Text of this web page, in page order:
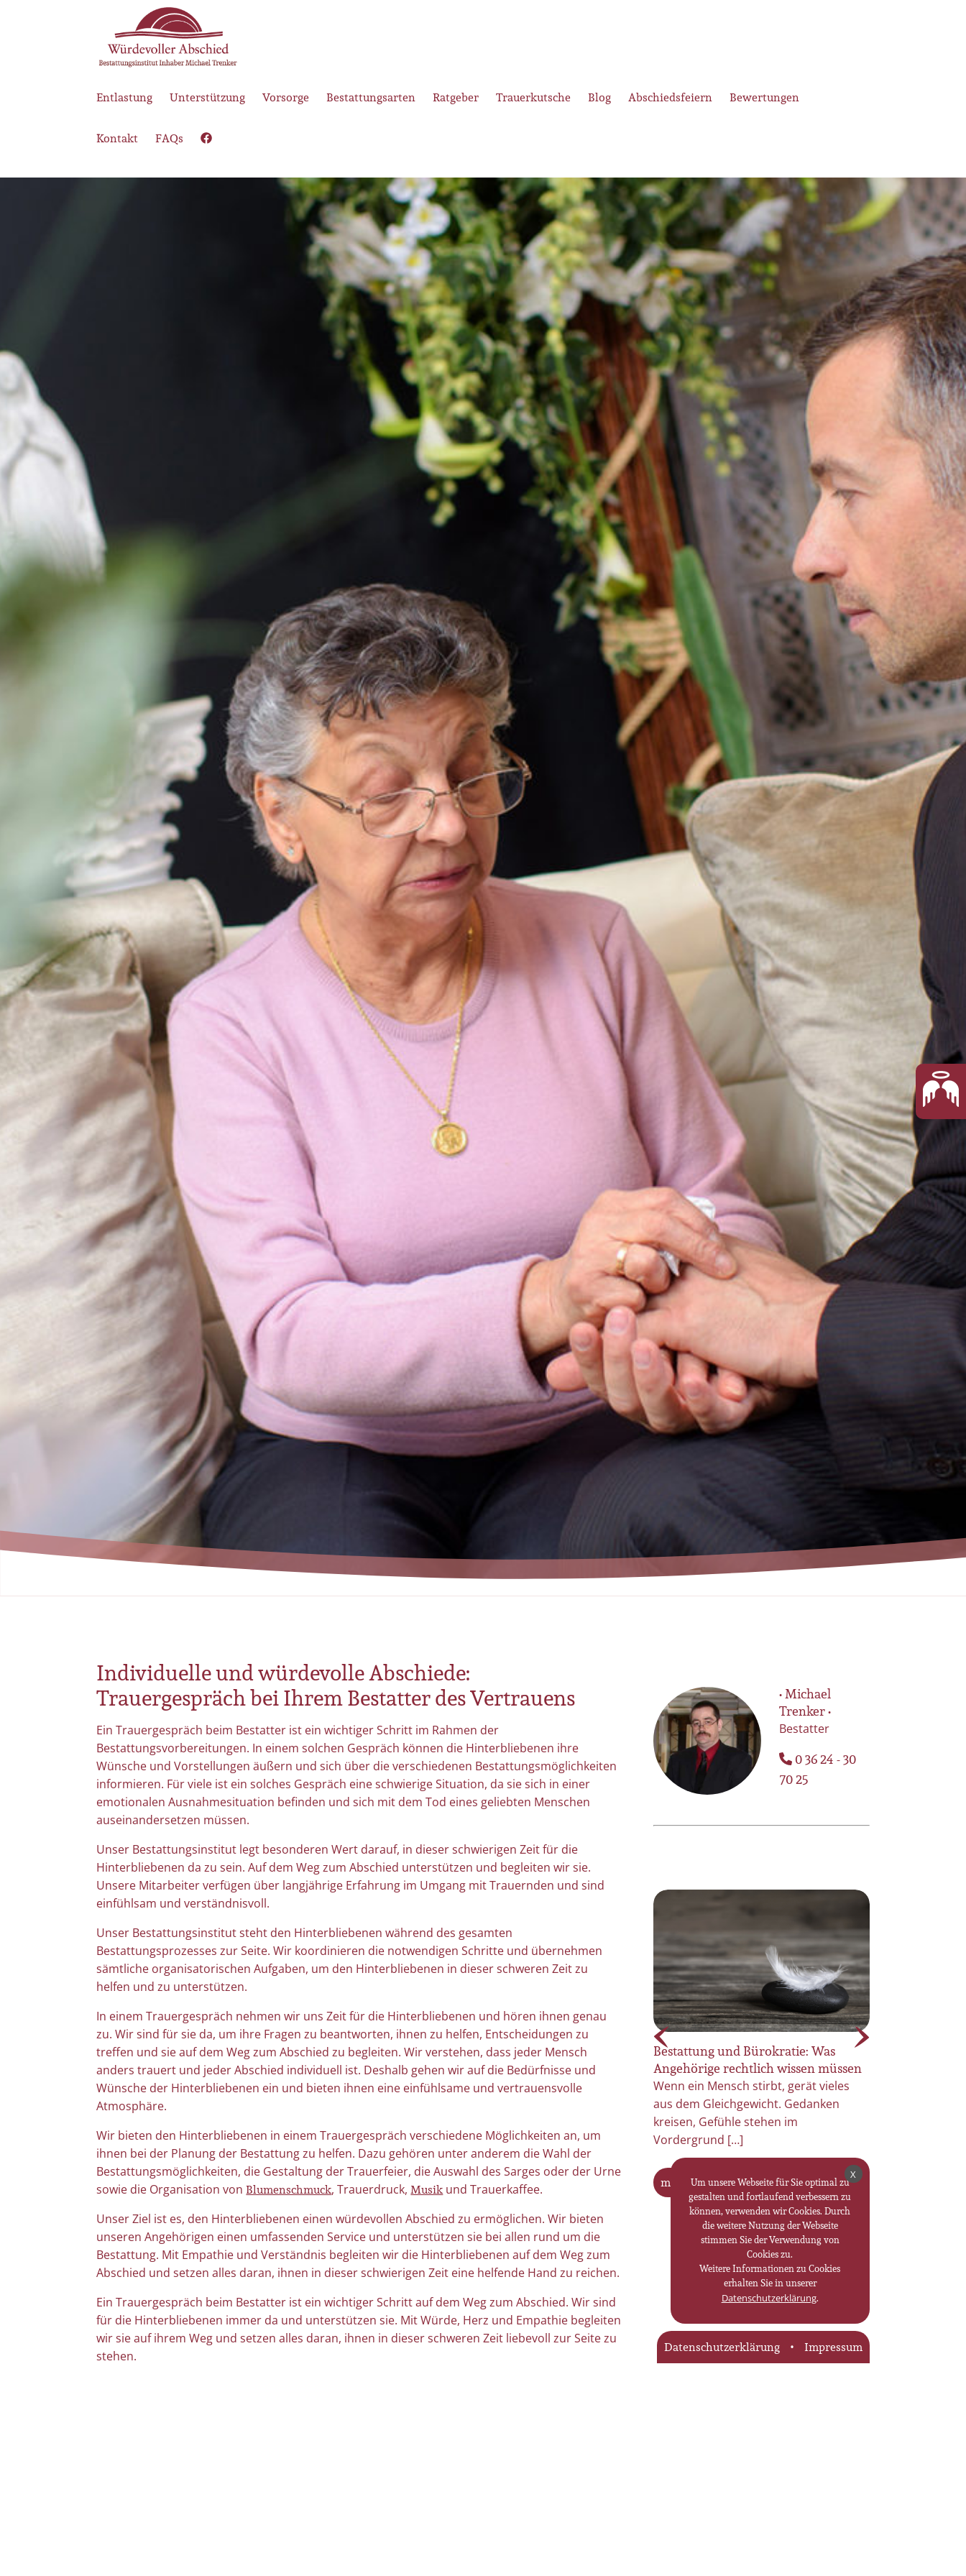
Entlastung Unterstützung Vorsorge Bestattungsarten Ratgeber Trauerkutsche Blog Abschiedsfeiern Bewertungen
Kontakt FAQs
Individuelle und würdevolle Abschiede:
Trauergespräch bei Ihrem Bestatter des Vertrauens
Ein Trauergespräch beim Bestatter ist ein wichtiger Schritt im Rahmen der
Bestattungsvorbereitungen. In einem solchen Gespräch können die Hinterbliebenen ihre
Wünsche und Vorstellungen äußern und sich über die verschiedenen Bestattungsmöglichkeiten
informieren. Für viele ist ein solches Gespräch eine schwierige Situation, da sie sich in einer
emotionalen Ausnahmesituation befinden und sich mit dem Tod eines geliebten Menschen
auseinandersetzen müssen.
Unser Bestattungsinstitut legt besonderen Wert darauf, in dieser schwierigen Zeit für die
Hinterbliebenen da zu sein. Auf dem Weg zum Abschied unterstützen und begleiten wir sie.
Unsere Mitarbeiter verfügen über langjährige Erfahrung im Umgang mit Trauernden und sind
einfühlsam und verständnisvoll.
Unser Bestattungsinstitut steht den Hinterbliebenen während des gesamten
Bestattungsprozesses zur Seite. Wir koordinieren die notwendigen Schritte und übernehmen
sämtliche organisatorischen Aufgaben, um den Hinterbliebenen in dieser schweren Zeit zu
helfen und zu unterstützen.
In einem Trauergespräch nehmen wir uns Zeit für die Hinterbliebenen und hören ihnen genau
zu. Wir sind für sie da, um ihre Fragen zu beantworten, ihnen zu helfen, Entscheidungen zu
treffen und sie auf dem Weg zum Abschied zu begleiten. Wir verstehen, dass jeder Mensch
anders trauert und jeder Abschied individuell ist. Deshalb gehen wir auf die Bedürfnisse und
Wünsche der Hinterbliebenen ein und bieten ihnen eine einfühlsame und vertrauensvolle
Atmosphäre.
Wir bieten den Hinterbliebenen in einem Trauergespräch verschiedene Möglichkeiten an, um
ihnen bei der Planung der Bestattung zu helfen. Dazu gehören unter anderem die Wahl der
Bestattungsmöglichkeiten, die Gestaltung der Trauerfeier, die Auswahl des Sarges oder der Urne
sowie die Organisation vonBlumenschmuck, Trauerdruck,Musikund Trauerkaffee.
Unser Ziel ist es, den Hinterbliebenen einen würdevollen Abschied zu ermöglichen. Wir bieten
unseren Angehörigen einen umfassenden Service und unterstützen sie bei allen rund um die
Bestattung. Mit Empathie und Verständnis begleiten wir die Hinterbliebenen auf dem Weg zum
Abschied und setzen alles daran, ihnen in dieser schwierigen Zeit eine helfende Hand zu reichen.
Ein Trauergespräch beim Bestatter ist ein wichtiger Schritt auf dem Weg zum Abschied. Wir sind
für die Hinterbliebenen immer da und unterstützen sie. Mit Würde, Herz und Empathie begleiten
wir sie auf ihrem Weg und setzen alles daran, ihnen in dieser schweren Zeit liebevoll zur Seite zu
stehen.
• Michael
Trenker •
Bestatter
0 36 24 - 30
70 25
Bestattungsinstitut Würdevoller
Einfühlsame Trauerbegleitung und
pietätvolle Bestattungen Gehen Sie den
Wenn Kinder trauern: Einfühlsamer
Umgang mit kindlicher Trauer
Der Tod eines geliebten Menschen
mehr erfahren
Bestattung und Bürokratie: Was
Angehörige rechtlich wissen müssen
Wenn ein Mensch stirbt, gerät vieles
Vordergrund […]
mehr erfahren
Letzte Ruhe im Wandel:
Zukunftstrends in der
Bestattungskultur
Der Umgang mit dem Tod verändert
sich – leise, aber spürbar. Was lange
Zeit von […]
mehr erfahren
Abschied mit
Um unsere Webseite für Sie optimal zu
gestalten und fortlaufend verbessern zu
können, verwenden wir Cookies. Durch
die weitere Nutzung der Webseite
stimmen Sie der Verwendung von
Cookies zu.
Weitere Informationen zu Cookies
erhalten Sie in unserer
Datenschutzerklärung.
X
Datenschutzerklärung Impressum